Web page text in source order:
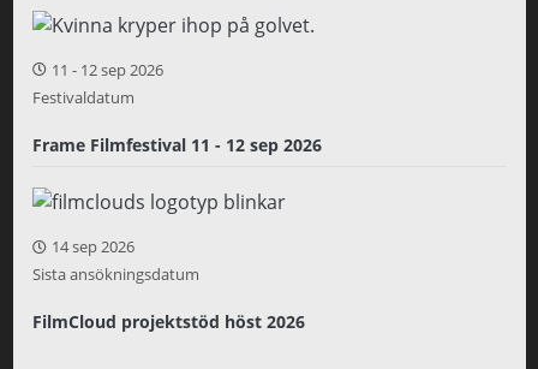
11 - 12 sep 2026
Festivaldatum
Frame Filmfestival 11 - 12 sep 2026
14 sep 2026
Sista ansökningsdatum
FilmCloud projektstöd höst 2026